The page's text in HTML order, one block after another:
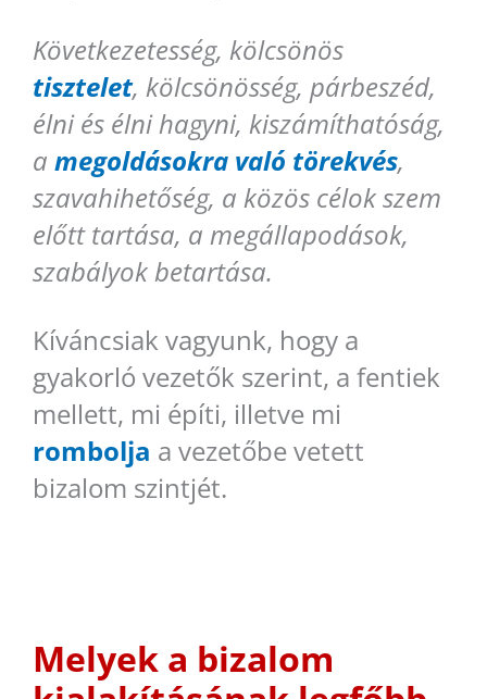
Következetesség, kölcsönös
tisztelet, kölcsönösség, párbeszéd,
élni és élni hagyni, kiszámíthatóság,
a megoldásokra való törekvés,
szavahihetőség, a közös célok szem
előtt tartása, a megállapodások,
szabályok betartása.
Kíváncsiak vagyunk, hogy a
gyakorló vezetők szerint, a fentiek
mellett, mi építi, illetve mi
rombolja a vezetőbe vetett
bizalom szintjét.
Melyek a bizalom